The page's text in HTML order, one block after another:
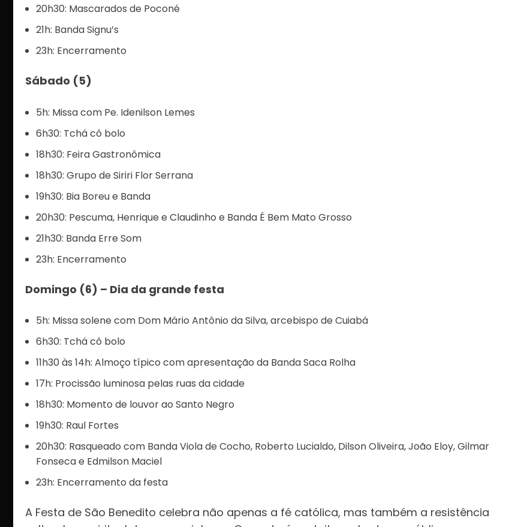
20h30: Mascarados de Poconé
21h: Banda Signu’s
23h: Encerramento
Sábado (5)
5h: Missa com Pe. Idenilson Lemes
6h30: Tchá cô bolo
18h30: Feira Gastronômica
18h30: Grupo de Siriri Flor Serrana
19h30: Bia Boreu e Banda
20h30: Pescuma, Henrique e Claudinho e Banda É Bem Mato Grosso
21h30: Banda Erre Som
23h: Encerramento
Domingo (6) – Dia da grande festa
5h: Missa solene com Dom Mário Antônio da Silva, arcebispo de Cuiabá
6h30: Tchá cô bolo
11h30 às 14h: Almoço típico com apresentação da Banda Saca Rolha
17h: Procissão luminosa pelas ruas da cidade
18h30: Momento de louvor ao Santo Negro
19h30: Raul Fortes
20h30: Rasqueado com Banda Viola de Cocho, Roberto Lucialdo, Dilson Oliveira, João Eloy, Gilmar
Fonseca e Edmilson Maciel
23h: Encerramento da festa
A Festa de São Benedito celebra não apenas a fé católica, mas também a resistência